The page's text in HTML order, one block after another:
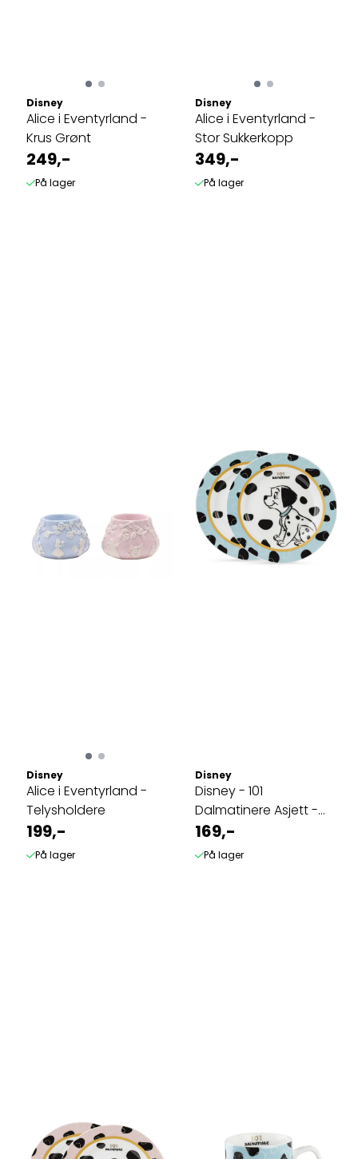
Disney
Alice i Eventyrland -
Krus Grønt
249,-
På lager
Disney
Alice i Eventyrland -
Stor Sukkerkopp
349,-
På lager
Disney
Alice i Eventyrland -
Telysholdere
199,-
På lager
Disney
Disney - 101
Dalmatinere Asjett -
Blå
169,-
På lager